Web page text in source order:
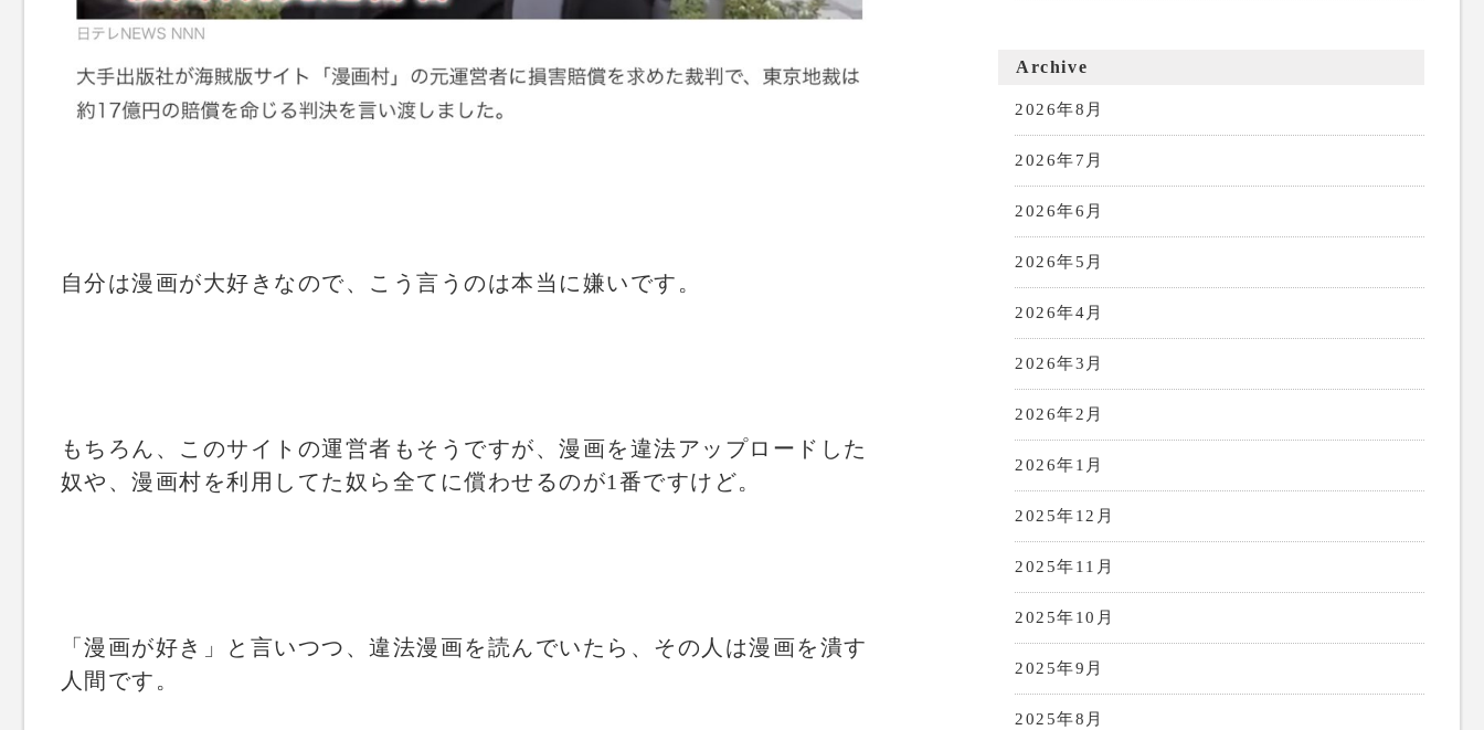
自分は漫画が大好きなので、こう言うのは本当に嫌いです。
もちろん、このサイトの運営者もそうですが、漫画を違法アップロードした
奴や、漫画村を利用してた奴ら全てに償わせるのが1番ですけど。
「漫画が好き」と言いつつ、違法漫画を読んでいたら、その人は漫画を潰す
人間です。
Archive
2026年8月
2026年7月
2026年6月
2026年5月
2026年4月
2026年3月
2026年2月
2026年1月
2025年12月
2025年11月
2025年10月
2025年9月
2025年8月